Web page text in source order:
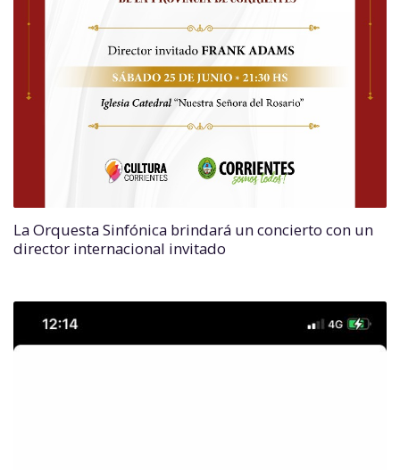
La Orquesta Sinfónica brindará un concierto con un
director internacional invitado